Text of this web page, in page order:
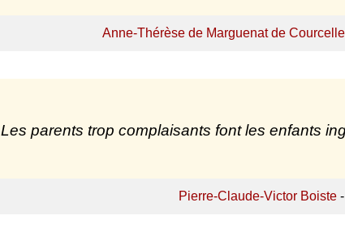
Anne-Thérèse de Marguenat de
Les parents trop complaisants font les enfants
Pierre-Claude-Victor Boiste-